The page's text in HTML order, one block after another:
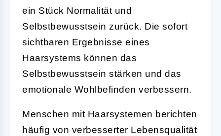
ein Stück Normalität und
Selbstbewusstsein zurück. Die sofort
sichtbaren Ergebnisse eines
Haarsystems können das
Selbstbewusstsein stärken und das
emotionale Wohlbefinden verbessern.
Menschen mit Haarsystemen berichten
häufig von verbesserter Lebensqualität